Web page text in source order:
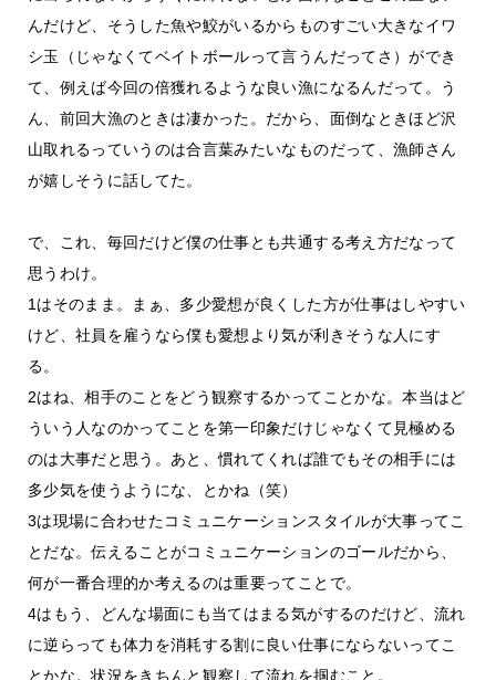
んだけど、そうした魚や鮫がいるからものすごい大きなイワ
シ玉（じゃなくてベイトボールって言うんだってさ）ができ
て、例えば今回の倍獲れるような良い漁になるんだって。う
ん、前回大漁のときは凄かった。だから、面倒なときほど沢
山取れるっていうのは合言葉みたいなものだって、漁師さん
が嬉しそうに話してた。
で、これ、毎回だけど僕の仕事とも共通する考え方だなって
思うわけ。
1はそのまま。まぁ、多少愛想が良くした方が仕事はしやすい
けど、社員を雇うなら僕も愛想より気が利きそうな人にす
る。
2はね、相手のことをどう観察するかってことかな。本当はど
ういう人なのかってことを第一印象だけじゃなくて見極める
のは大事だと思う。あと、慣れてくれば誰でもその相手には
多少気を使うようにな、とかね（笑）
3は現場に合わせたコミュニケーションスタイルが大事ってこ
とだな。伝えることがコミュニケーションのゴールだから、
何が一番合理的か考えるのは重要ってことで。
4はもう、どんな場面にも当てはまる気がするのだけど、流れ
に逆らっても体力を消耗する割に良い仕事にならないってこ
とかな。状況をきちんと観察して流れを掴むこと。